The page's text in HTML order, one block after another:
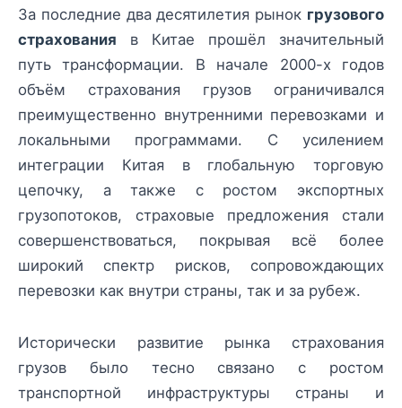
За последние два десятилетия рынок грузового
страхования в Китае прошёл значительный
путь трансформации. В начале 2000-х годов
объём страхования грузов ограничивался
преимущественно внутренними перевозками и
локальными программами. С усилением
интеграции Китая в глобальную торговую
цепочку, а также с ростом экспортных
грузопотоков, страховые предложения стали
совершенствоваться, покрывая всё более
широкий спектр рисков, сопровождающих
перевозки как внутри страны, так и за рубеж.
Исторически развитие рынка страхования
грузов было тесно связано с ростом
транспортной инфраструктуры страны и